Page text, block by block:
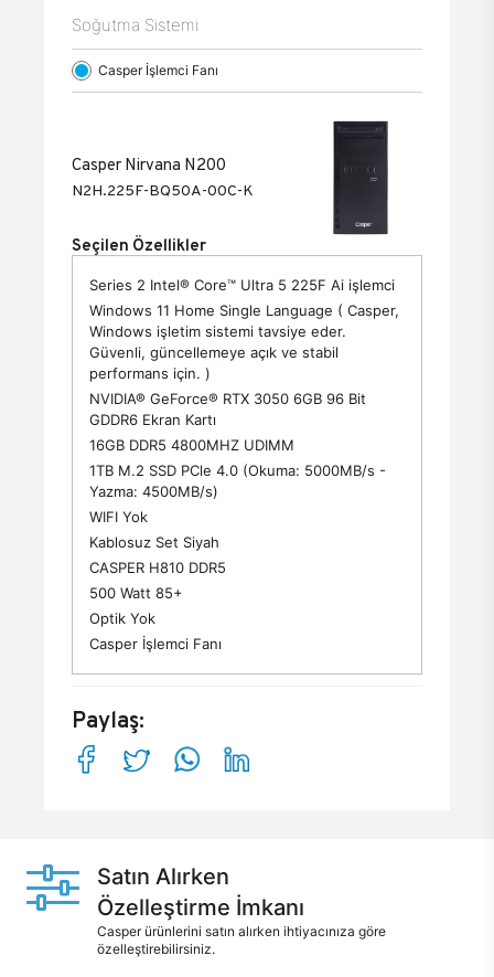
Soğutma Sistemi
Casper İşlemci Fanı
Casper Nirvana N200
N2H.225F-BQ50A-00C-K
Seçilen Özellikler
Series 2 Intel® Core™ Ultra 5 225F Ai işlemci
Windows 11 Home Single Language ( Casper,
Windows işletim sistemi tavsiye eder.
Güvenli, güncellemeye açık ve stabil
performans için. )
NVIDIA® GeForce® RTX 3050 6GB 96 Bit
GDDR6 Ekran Kartı
16GB DDR5 4800MHZ UDIMM
1TB M.2 SSD PCle 4.0 (Okuma: 5000MB/s -
Yazma: 4500MB/s)
WIFI Yok
Kablosuz Set Siyah
CASPER H810 DDR5
500 Watt 85+
Optik Yok
Casper İşlemci Fanı
Paylaş:
Satın Alırken
Özelleştirme İmkanı
Casper ürünlerini satın alırken ihtiyacınıza göre
özelleştirebilirsiniz.